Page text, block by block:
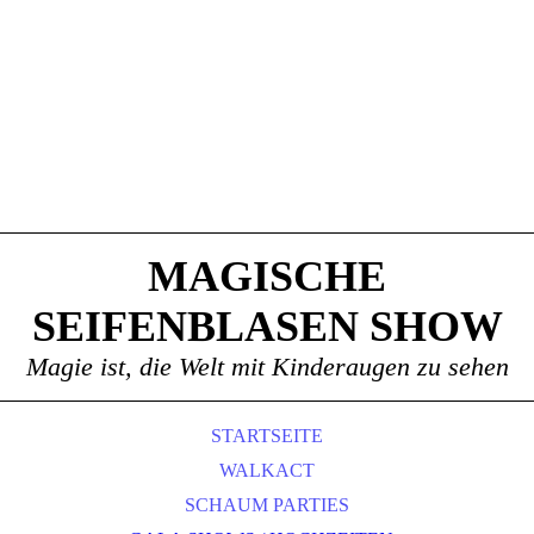
MAGISCHE
SEIFENBLASEN SHOW
Magie ist, die Welt mit Kinderaugen zu sehen
STARTSEITE
WALKACT
SCHAUM PARTIES